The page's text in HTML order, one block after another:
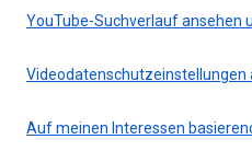
YouTube-Suchverlauf ansehen
Videodatenschutzeinstellungen
Auf meinen Interessen